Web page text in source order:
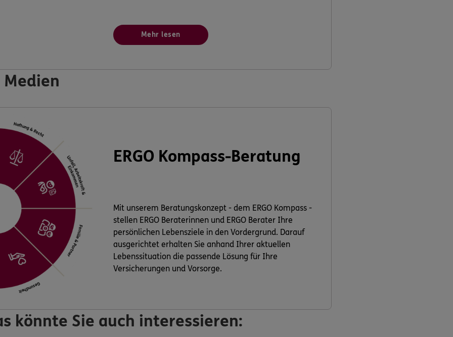
Mehr lesen
Medien
ERGO Kompass-Beratung
Mit unserem Beratungskonzept - dem ERGO Kompass -
stellen ERGO Beraterinnen und ERGO Berater Ihre
persönlichen Lebensziele in den Vordergrund. Darauf
ausgerichtet erhalten Sie anhand Ihrer aktuellen
Lebenssituation die passende Lösung für Ihre
Versicherungen und Vorsorge.
könnte Sie auch interessieren: